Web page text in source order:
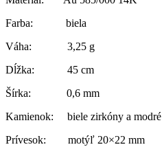
Farba: biela
Váha: 3,25 g
Dĺžka: 45 cm
Šírka: 0,6 mm
Kamienok: biele zirkóny a modré
Prívesok: motýľ 20×22 mm